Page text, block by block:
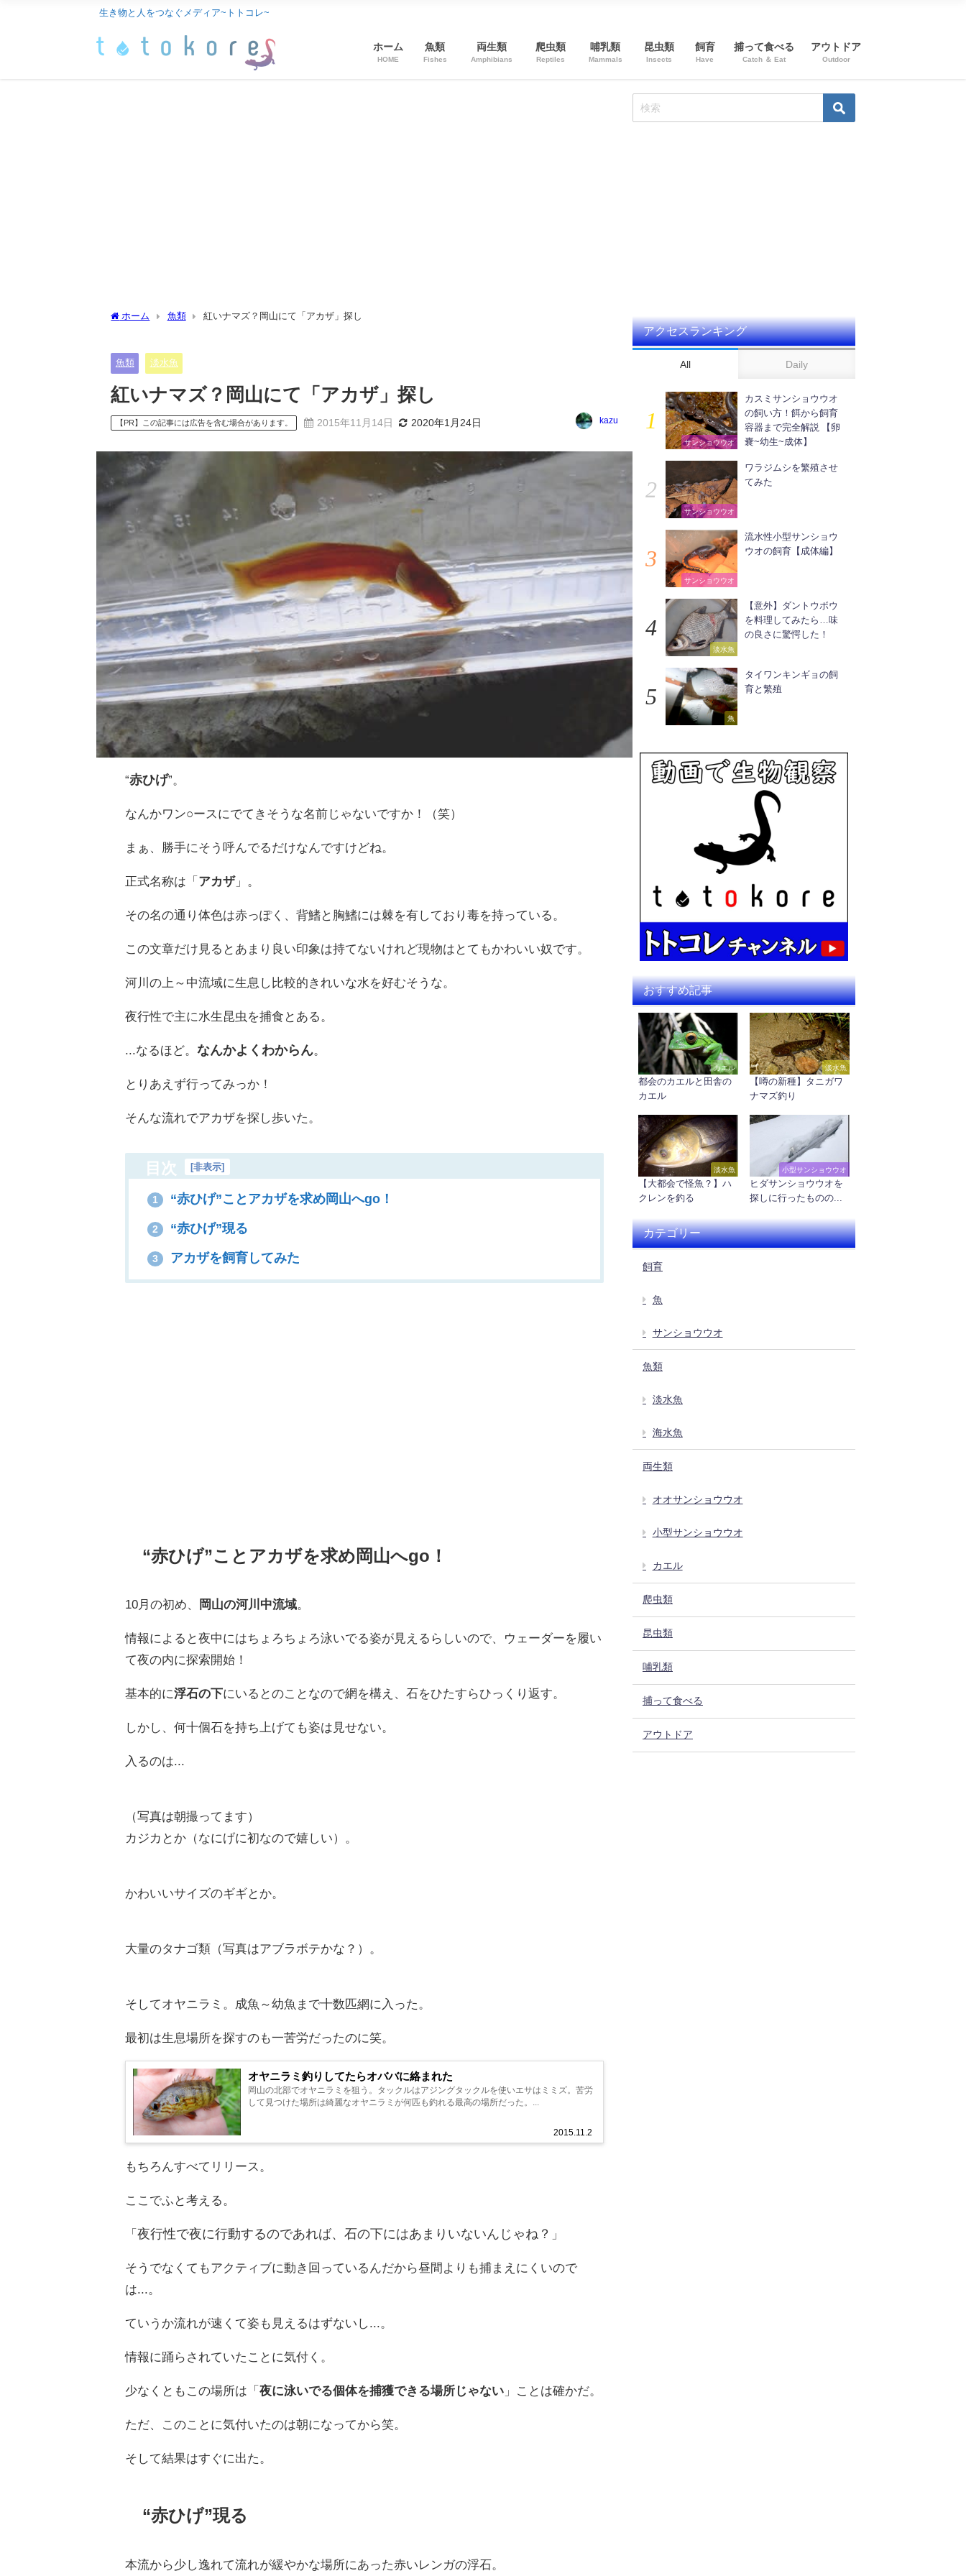
生き物と人をつなぐメディア~トトコレ~
ホーム
HOME
魚類
Fishes
両生類
Amphibians
爬虫類
Reptiles
哺乳類
Mammals
昆虫類
Insects
飼育
Have
捕って食べる
Catch ＆ Eat
アウトドア
Outdoor
ホーム 魚類 紅いナマズ？岡山にて「アカザ」探し
魚類 淡水魚
紅いナマズ？岡山にて「アカザ」探し
【PR】この記事には広告を含む場合があります。 2015年11月14日 2020年1月24日 kazu
“赤ひげ”。
なんかワン○ースにでてきそうな名前じゃないですか！（笑）
まぁ、勝手にそう呼んでるだけなんですけどね。
正式名称は「 アカザ」。
その名の通り体色は赤っぽく、背鰭と胸鰭には棘を有しており毒を持っている。
この文章だけ見るとあまり良い印象は持てないけれど現物はとてもかわいい奴です。
河川の上～中流域に生息し比較的きれいな水を好むそうな。
夜行性で主に水生昆虫を捕食とある。
...なるほど。なんかよくわからん
とりあえず行ってみっか！
そんな流れでアカザを探し歩いた。
目次 [非表示]
1 “赤ひげ”ことアカザを求め岡山へgo！
2 “赤ひげ”現る
3 アカザを飼育してみた
“赤ひげ”ことアカザを求め岡山へgo！
10月の初め、 岡山の河川中流域
情報によると夜中にはちょろちょろ泳いでる姿が見えるらしいので、ウェーダーを履い
て夜の内に探索開始！
基本的に浮石の下にいるとのことなので網を構え、石をひたすらひっくり返す。
しかし、何十個石を持ち上げても姿は見せない。
入るのは...
（写真は朝撮ってます）
カジカとか（なにげに初なので嬉しい）。
かわいいサイズのギギとか。
大量のタナゴ類（写真はアブラボテかな？）。
そしてオヤニラミ。成魚～幼魚まで十数匹網に入った。
最初は生息場所を探すのも一苦労だったのに笑。
オヤニラミ釣りしてたらオババに絡まれた
2015.11.2
岡山の北部でオヤニラミを狙う。タックルはアジングタックルを使いエサはミミズ。苦労
して見つけた場所は綺麗なオヤニラミが何匹も釣れる最高の場所だった。...
もちろんすべてリリース。
ここでふと考える。
「夜行性で夜に行動するのであれば、石の下にはあまりいないんじゃね？ 」
そうでなくてもアクティブに動き回っているんだから昼間よりも捕まえにくいので
は...。
ていうか流れが速くて姿も見えるはずないし...。
情報に踊らされていたことに気付く。
少なくともこの場所は「夜に泳いでる個体を捕獲できる場所じゃない 」ことは確かだ。
ただ、このことに気付いたのは朝になってから笑。
そして結果はすぐに出た。
“赤ひげ”現る
本流から少し逸れて流れが緩やかな場所にあった赤いレンガの浮石。
アクセスランキング
All Daily
サンショウウオ
カスミサンショウウオ
の飼い方！餌から飼育
容器まで完全解説 【卵
嚢~幼生~成体】
サンショウウオ
ワラジムシを繁殖させ
てみた
サンショウウオ
流水性小型サンショウ
ウオの飼育【成体編】
淡水魚
【意外】ダントウボウ
を料理してみたら…味
の良さに驚愕した！
魚
タイワンキンギョの飼
育と繁殖
おすすめ記事
カエル
都会のカエルと田舎の
カエル
淡水魚
【噂の新種】タニガワ
ナマズ釣り
淡水魚
【大都会で怪魚？】ハ
クレンを釣る
小型サンショウウオ
ヒダサンショウウオを
探しに行ったものの...
カテゴリー
飼育
魚
サンショウウオ
魚類
淡水魚
海水魚
両生類
オオサンショウウオ
小型サンショウウオ
カエル
爬虫類
昆虫類
哺乳類
捕って食べる
アウトドア